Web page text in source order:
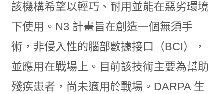
該機構希望以輕巧、耐用並能在惡劣環境
下使用。N3 計畫旨在創造一個無須手
術，非侵入性的腦部數據接口（BCI），
並應用在戰場上。目前該技術主要為幫助
殘疾患者，尚未適用於戰場。DARPA 生